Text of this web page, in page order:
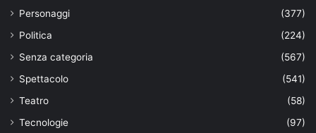
Personaggi
(377)
Politica
(224)
Senza categoria
(567)
Spettacolo
(541)
Teatro
(58)
Tecnologie
(97)